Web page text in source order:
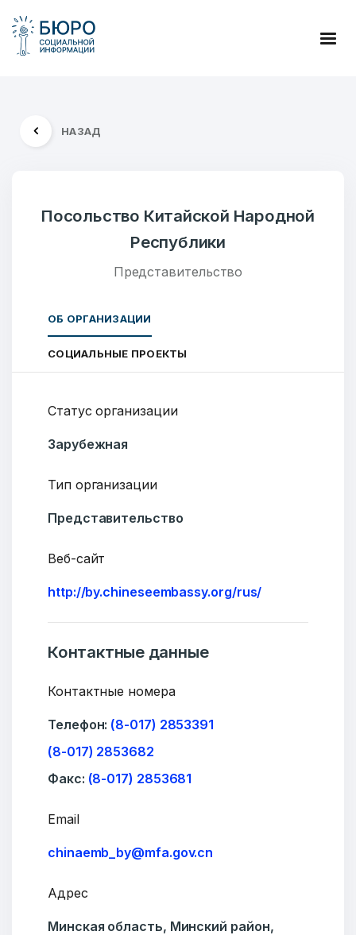
НАЗАД
Посольство Китайской Народной
Республики
Представительство
ОБ ОРГАНИЗАЦИИ
СОЦИАЛЬНЫЕ ПРОЕКТЫ
Статус организации
Зарубежная
Тип организации
Представительство
Веб-сайт
http://by.chineseembassy.org/rus/
Контактные данные
Контактные номера
Телефон: (8-017) 2853391
(8-017) 2853682
Факс: (8-017) 2853681
Email
chinaemb_by@mfa.gov.cn
Адрес
Минская область, Минский район,